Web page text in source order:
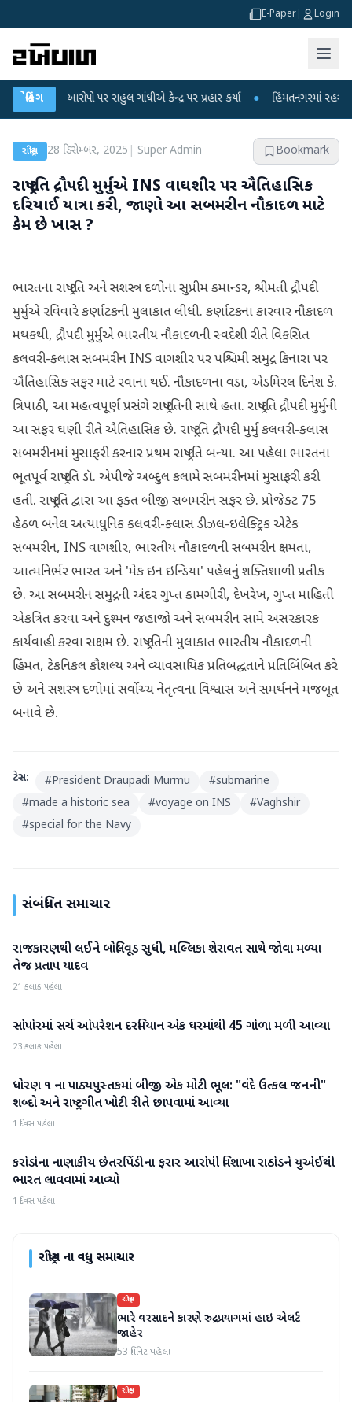
E-Paper Login
બ્રેકિંગ
આરોપો પર રાહુલ ગાંધીએ કેન્દ્ર પર પ્રહાર કર્યા ● હિંમતનગરમાં રહસ્યમય
રાષ્ટ્રીય 28 ડિસેમ્બર, 2025 Super Admin Bookmark
રાષ્ટ્રપતિ દ્રૌપદી મુર્મુએ INS વાઘશીર પર ઐતિહાસિક
દરિયાઈ યાત્રા કરી, જાણો આ સબમરીન નૌકાદળ માટે
કેમ છે ખાસ ?
ભારતના રાષ્ટ્રપતિ અને સશસ્ત્ર દળોના સુપ્રીમ કમાન્ડર, શ્રીમતી દ્રૌપદી
મુર્મુએ રવિવારે કર્ણાટકની મુલાકાત લીધી. કર્ણાટકના કારવાર નૌકાદળ
મથકથી, દ્રૌપદી મુર્મુએ ભારતીય નૌકાદળની સ્વદેશી રીતે વિકસિત
કલવરી-ક્લાસ સબમરીન INS વાગશીર પર પશ્ચિમી સમુદ્ર કિનારા પર
ઐતિહાસિક સફર માટે રવાના થઈ. નૌકાદળના વડા, એડમિરલ દિનેશ કે.
ત્રિપાઠી, આ મહત્વપૂર્ણ પ્રસંગે રાષ્ટ્રપતિની સાથે હતા. રાષ્ટ્રપતિ દ્રૌપદી મુર્મુની
આ સફર ઘણી રીતે ઐતિહાસિક છે. રાષ્ટ્રપતિ દ્રૌપદી મુર્મુ કલવરી-ક્લાસ
સબમરીનમાં મુસાફરી કરનાર પ્રથમ રાષ્ટ્રપતિ બન્યા. આ પહેલા ભારતના
ભૂતપૂર્વ રાષ્ટ્રપતિ ડૉ. એપીજે અબ્દુલ કલામે સબમરીનમાં મુસાફરી કરી
હતી. રાષ્ટ્રપતિ દ્વારા આ ફક્ત બીજી સબમરીન સફર છે. પ્રોજેક્ટ 75
હેઠળ બનેલ અત્યાધુનિક કલવરી-ક્લાસ ડીઝલ-ઇલેક્ટ્રિક એટેક
સબમરીન, INS વાગશીર, ભારતીય નૌકાદળની સબમરીન ક્ષમતા,
આત્મનિર્ભર ભારત અને 'મેક ઇન ઇન્ડિયા' પહેલનું શક્તિશાળી પ્રતીક
છે. આ સબમરીન સમુદ્રની અંદર ગુપ્ત કામગીરી, દેખરેખ, ગુપ્ત માહિતી
એકત્રિત કરવા અને દુશ્મન જહાજો અને સબમરીન સામે અસરકારક
કાર્યવાહી કરવા સક્ષમ છે. રાષ્ટ્રપતિની મુલાકાત ભારતીય નૌકાદળની
હિંમત, ટેકનિકલ કૌશલ્ય અને વ્યાવસાયિક પ્રતિબદ્ધતાને પ્રતિબિંબિત કરે
છે અને સશસ્ત્ર દળોમાં સર્વોચ્ચ નેતૃત્વના વિશ્વાસ અને સમર્થનને મજબૂત
બનાવે છે.
ટેગ્સ: #President Draupadi Murmu #submarine
#made a historic sea #voyage on INS #Vaghshir
#special for the Navy
સંબંધિત સમાચાર
રાષ્ટ્રીય
રાજકારણથી લઈને બોલિવૂડ સુધી, મલ્લિકા શેરાવત સાથે જોવા મળ્યા
તેજ પ્રતાપ યાદવ
21 કલાક પહેલા
રાષ્ટ્રીય
સોપોરમાં સર્ચ ઓપરેશન દરમિયાન એક ઘરમાંથી 45 ગોળા મળી આવ્યા
23 કલાક પહેલા
રાષ્ટ્રીય
ધોરણ ૧ ના પાઠ્યપુસ્તકમાં બીજી એક મોટી ભૂલ: "વંદે ઉત્કલ જનની"
શબ્દો અને રાષ્ટ્રગીત ખોટી રીતે છાપવામાં આવ્યા
1 દિવસ પહેલા
રાષ્ટ્રીય
કરોડોના નાણાકીય છેતરપિંડીના ફરાર આરોપી વિશાખા રાઠોડને યુએઈથી
ભારત લાવવામાં આવ્યો
1 દિવસ પહેલા
રાષ્ટ્રીયના વધુ સમાચાર
રાષ્ટ્રીય
ભારે વરસાદને કારણે રુદ્રપ્રયાગમાં હાઇ એલર્ટ
જાહેર
53 મિનિટ પહેલા
રાષ્ટ્રીય